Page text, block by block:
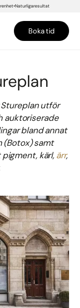
Naturliga resultat
Boka tid
Stureplan utför
auktoriserade
bland annat
(Botox) samt
kärl, ärr,